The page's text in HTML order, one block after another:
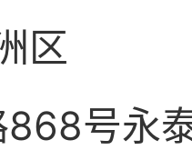
区
868号永